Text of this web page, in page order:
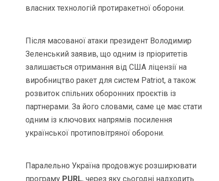
власних технологій протиракетної оборони.
Після масованої атаки президент Володимир
Зеленський заявив, що одним із пріоритетів
залишається отримання від США ліцензії на
виробництво ракет для систем Patriot, а також
розвиток спільних оборонних проєктів із
партнерами. За його словами, саме це має стати
одним із ключових напрямів посилення
української протиповітряної оборони.
Паралельно Україна продовжує розширювати
програму PURL, через яку сьогодні надходить